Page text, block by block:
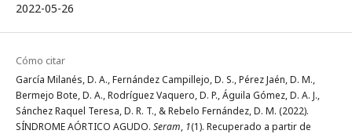
2022-05-26
Cómo citar
García Milanés, D. A., Fernández Campillejo, D. S., Pérez Jaén, D. M.,
Bermejo Bote, D. A., Rodríguez Vaquero, D. P., Águila Gómez, D. A. J.,
Sánchez Raquel Teresa, D. R. T., & Rebelo Fernández, D. M. (2022).
SÍNDROME AÓRTICO AGUDO. Seram, 1(1). Recuperado a partir de